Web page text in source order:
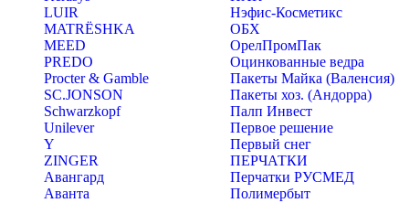
LUIR
MATRЁSHKA
MEED
PREDO
Procter & Gamble
SC.JONSON
Schwarzkopf
Unilever
Y
ZINGER
Авангард
Аванта
Нэфис-Косметикс
ОБХ
ОрелПромПак
Оцинкованные ведра
Пакеты Майка (Валенсия)
Пакеты хоз. (Андорра)
Палп Инвест
Первое решение
Первый снег
ПЕРЧАТКИ
Перчатки РУСМЕД
Полимербыт